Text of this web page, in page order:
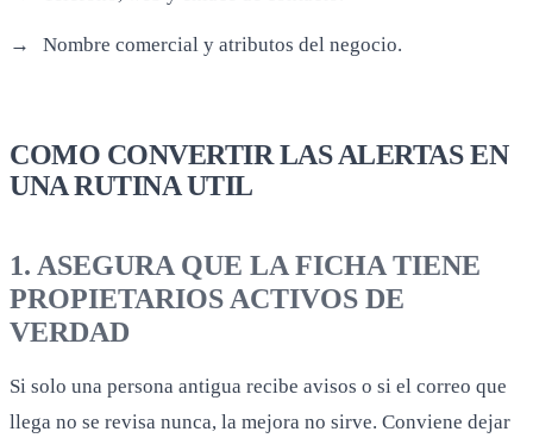
Nombre comercial y atributos del negocio.
COMO CONVERTIR LAS ALERTAS EN
UNA RUTINA UTIL
1. ASEGURA QUE LA FICHA TIENE
PROPIETARIOS ACTIVOS DE
VERDAD
Si solo una persona antigua recibe avisos o si el correo que
llega no se revisa nunca, la mejora no sirve. Conviene dejar